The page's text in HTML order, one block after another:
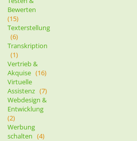
Bewerten
(15)
Texterstellung
(6)
Transkription
(1)
Vertrieb &
Akquise (16)
Virtuelle
Assistenz (7)
Webdesign &
Entwicklung
(2)
Werbung
schalten (4)